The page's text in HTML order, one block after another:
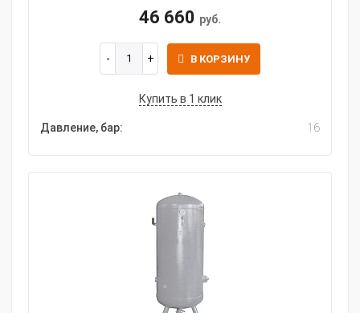
46 660 руб.
В КОРЗИНУ
Купить в 1 клик
Давление, бар: 16